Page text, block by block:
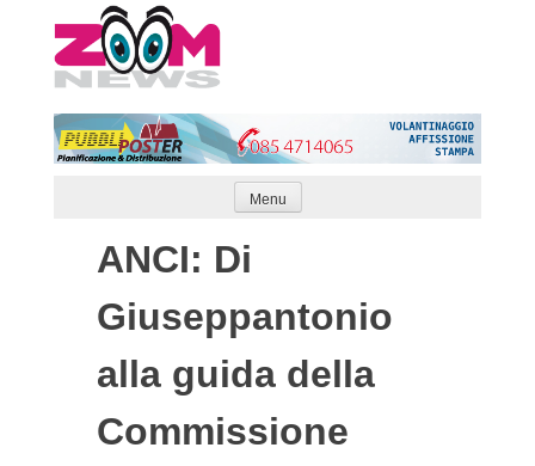
to
content
Menu
ANCI: Di
Giuseppantonio
alla guida della
Commissione